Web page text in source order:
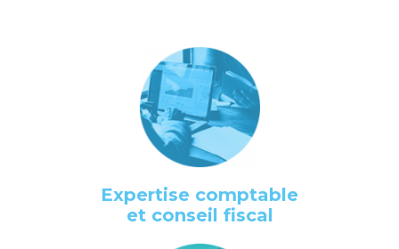
Expertise comptable
et conseil fiscal